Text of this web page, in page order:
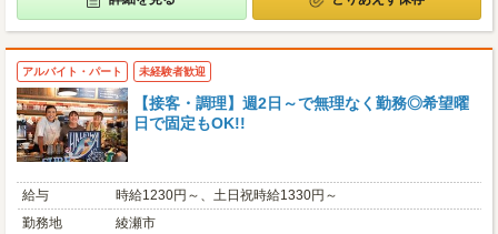
アルバイト・パート 未経験者歓迎
【接客・調理】週2日～で無理なく勤務◎希望曜
日で固定もOK!!
給与
時給1230円～、土日祝時給1330円～
勤務地
綾瀬市